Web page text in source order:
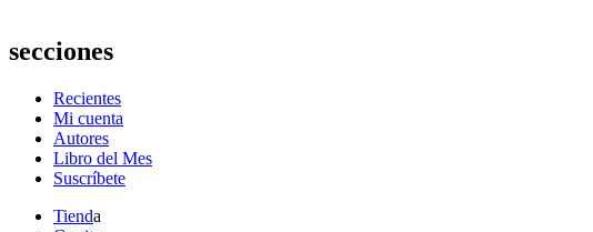
secciones
Recientes
Mi cuenta
Autores
Libro del Mes
Suscríbete
Tienda